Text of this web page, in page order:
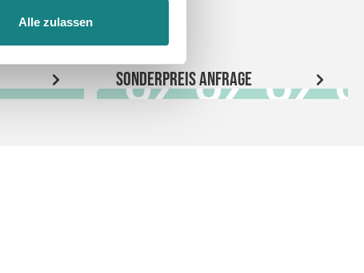
Alle zulassen
Sonderpreis Anfrage